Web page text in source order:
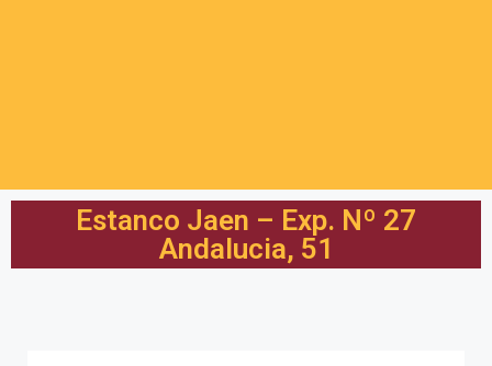
Estanco Jaen – Exp. Nº 27
Andalucia, 51